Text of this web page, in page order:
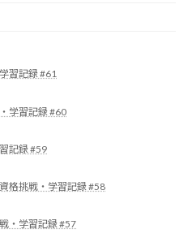
習記録 #61
学習記録 #60
記録 #59
格挑戦・学習記録 #58
・学習記録 #57